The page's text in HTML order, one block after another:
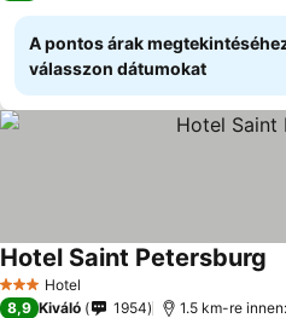
A pontos árak
válasszon dátumokat
3 Kategória
Hotel
Hotel Saint Petersburg
8,9 Kiváló 1954 1.5 km-re